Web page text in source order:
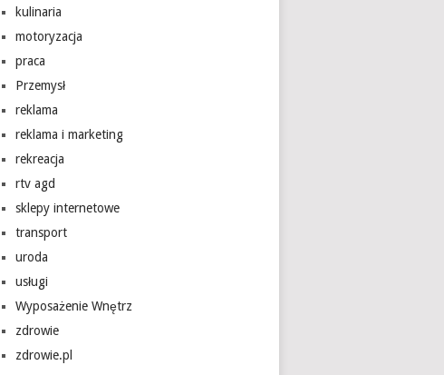
kulinaria
motoryzacja
praca
Przemysł
reklama
reklama i marketing
rekreacja
rtv agd
sklepy internetowe
transport
uroda
usługi
Wyposażenie Wnętrz
zdrowie
zdrowie.pl